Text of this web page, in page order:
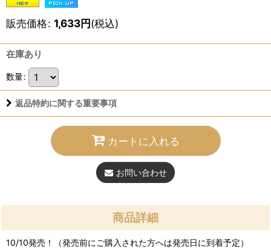
販売価格: 1,633円(税込)
在庫あり
数量:
返品特約に関する重要事項
カートに入れる
お問い合わせ
商品詳細
10/10発売！（発売前にご購入された方へは発売日に到着予定）